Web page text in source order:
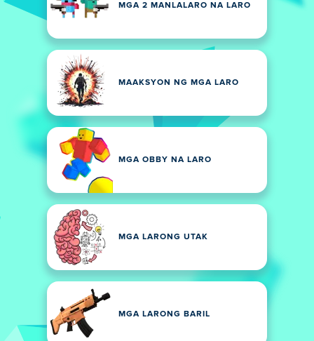
MGA 2 MANLALARO NA LARO
MAAKSYON NG MGA LARO
MGA OBBY NA LARO
MGA LARONG UTAK
MGA LARONG BARIL